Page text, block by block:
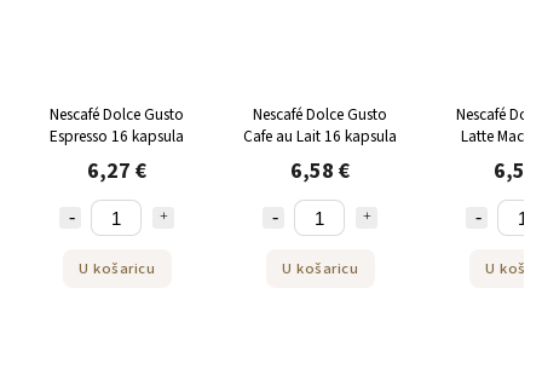
Nescafé Dolce Gusto
Espresso 16 kapsula
6,27 €
U košaricu
Nescafé Dolce Gusto
Cafe au Lait 16 kapsula
6,58 €
U košaricu
Nescafé
Latte
6,58
U